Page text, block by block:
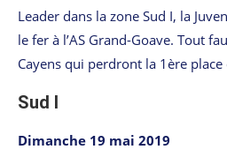
Leader dans la zone Sud I, la
le fer à l’AS Grand-Goave. Tout
Cayens qui perdront la 1ère place
Sud I
Dimanche 19 mai 2019